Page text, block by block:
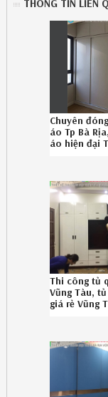
THÔNG TIN LIÊN
Chuyên
áo Tp Bà
áo hiện đại
Thi công tủ
Vũng Tàu,
giá rẻ Vũng